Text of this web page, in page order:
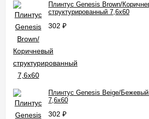
Плинтус Genesis Brown/
структурированный 7,6x60
302 ₽
Плинтус Genesis Beige/Бежевый
7,6x60
302 ₽